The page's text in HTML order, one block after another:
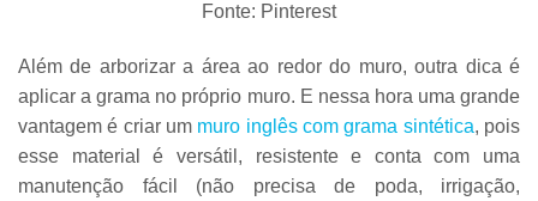
Fonte: Pinterest
Além de arborizar a área ao redor do muro, outra dica é
aplicar a grama no próprio muro. E nessa hora uma grande
vantagem é criar um muro inglês com grama sintética, pois
esse material é versátil, resistente e conta com uma
manutenção fácil
(não precisa de poda, irrigação,